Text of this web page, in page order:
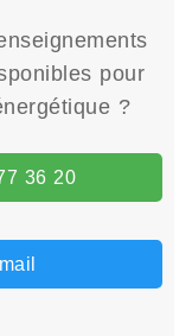
pour
?
36 20